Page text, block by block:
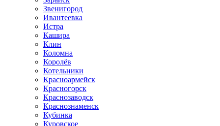
Звенигород
Ивантеевка
Истра
Кашира
Клин
Коломна
Королёв
Котельники
Красноармейск
Красногорск
Краснозаводск
Краснознаменск
Кубинка
Куровское